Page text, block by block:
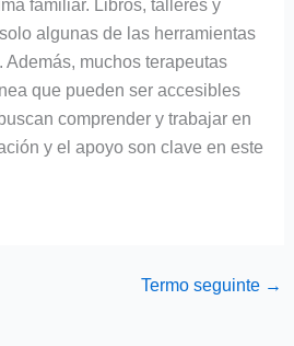
familiar. Libros, talleres y
algunas de las herramientas
muchos terapeutas
que pueden ser accesibles
comprender y trabajar en
y el apoyo son clave en este
Termo seguinte →